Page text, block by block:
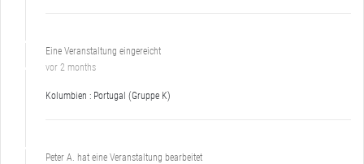
Eine Veranstaltung eingereicht
vor 2 months
Kolumbien : Portugal (Gruppe K)
Peter A. hat eine Veranstaltung bearbeitet